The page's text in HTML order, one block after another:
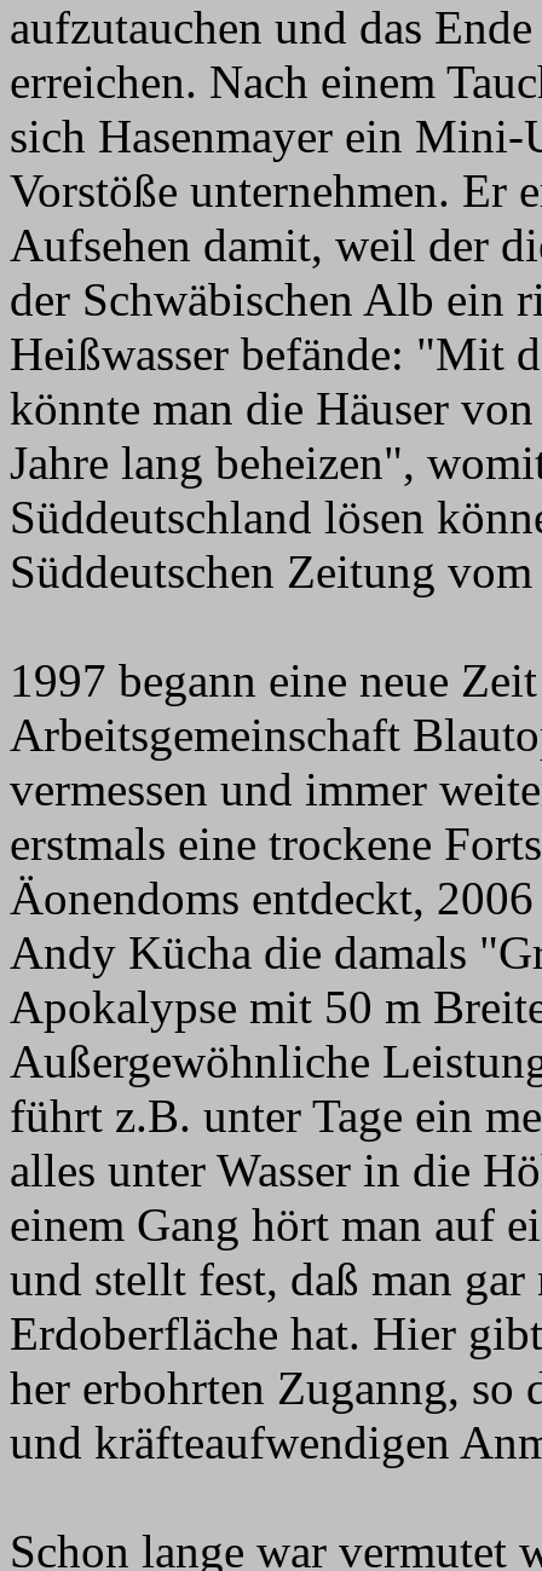
aufzutauchen und das
erreichen. Nach einem
sich Hasenmayer ein
Vorstöße unternehmen. Er
Aufsehen damit, weil der
der Schwäbischen Alb ein
Heißwasser befände: "Mit
könnte man die Häuser
Jahre lang beheizen",
Süddeutschland lösen
Süddeutschen Zeitung
1997 begann eine neue
Arbeitsgemeinschaft
vermessen und immer
erstmals eine trockene
Äonendoms entdeckt,
Andy Kücha die damals
Apokalypse mit 50 m
Außergewöhnliche
führt z.B. unter Tage ein
alles unter Wasser in die
einem Gang hört man auf
und stellt fest, daß man
Erdoberfläche hat. Hier
her erbohrten Zuganng, so
und kräfteaufwendigen
Schon lange war vermutet